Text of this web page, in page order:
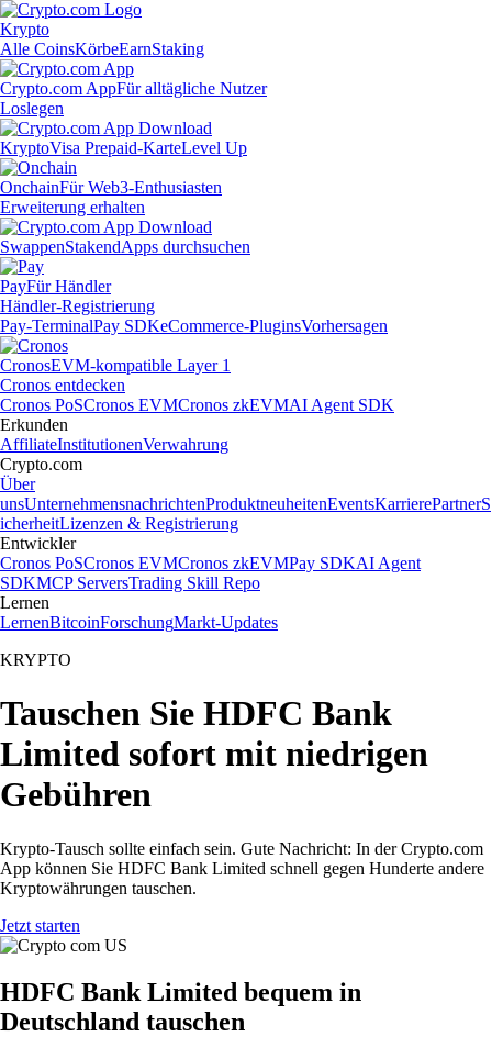
Krypto
Alle CoinsKörbeEarnStaking
Crypto.com AppFür alltägliche Nutzer
Loslegen
KryptoVisa Prepaid-KarteLevel Up
OnchainFür Web3-Enthusiasten
Erweiterung erhalten
SwappenStakendApps durchsuchen
PayFür Händler
Händler-Registrierung
Pay-TerminalPay SDKeCommerce-PluginsVorhersagen
CronosEVM-kompatible Layer 1
Cronos entdecken
Cronos PoSCronos EVMCronos zkEVMAI Agent SDK
Erkunden
AffiliateInstitutionenVerwahrung
Crypto.com
Über
unsUnternehmensnachrichtenProduktneuheitenEventsKarrierePartnerS
icherheitLizenzen & Registrierung
Entwickler
Cronos PoSCronos EVMCronos zkEVMPay SDKAI Agent
SDKMCP ServersTrading Skill Repo
Lernen
LernenBitcoinForschungMarkt-Updates
KRYPTO
Tauschen Sie HDFC Bank
Limited sofort mit niedrigen
Gebühren
Krypto-Tausch sollte einfach sein. Gute Nachricht: In der Crypto.com
App können Sie HDFC Bank Limited schnell gegen Hunderte andere
Kryptowährungen tauschen.
Jetzt starten
HDFC Bank Limited bequem in
Deutschland tauschen